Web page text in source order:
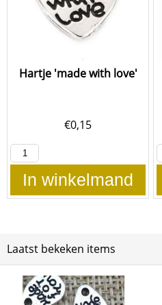
Hartje 'made with love'
€0,15
In winkelmand
Laatst bekeken items